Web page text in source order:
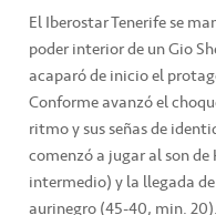
El Iberostar Tenerife se
poder interior de un Gio
acaparó de inicio el
Conforme avanzó el
ritmo y sus señas de
comenzó a jugar al son
intermedio) y la llegada
aurinegro (45-40, min. 20).